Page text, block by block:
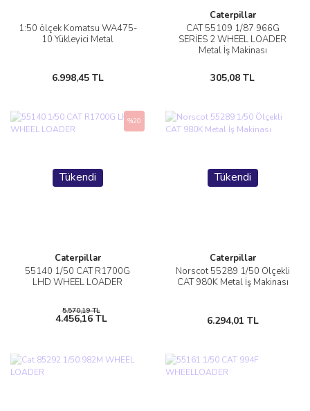
1:50 ölçek Komatsu WA475-
10 Yükleyici Metal
6.998,45 TL
Caterpillar
CAT 55109 1/87 966G
SERİES 2 WHEEL LOADER
Metal İş Makinası
305,08 TL
Tükendi
Caterpillar
55140 1/50 CAT R1700G
LHD WHEEL LOADER
%20
5.570,19 TL
4.456,16 TL
Tükendi
Caterpillar
Norscot 55289 1/50 Ölçekli
CAT 980K Metal İş Makinası
6.294,01 TL